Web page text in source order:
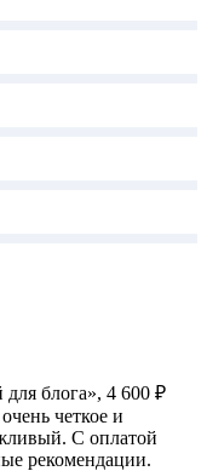
для блога», 4 600 ₽
четкое и
С оплатой
рекомендации.